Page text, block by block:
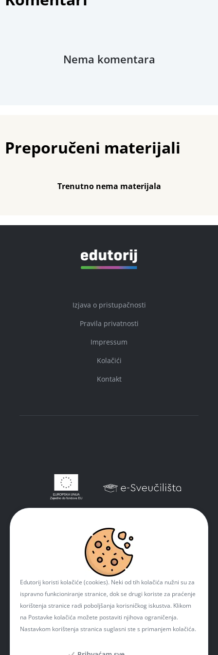
Nema komentara
Preporučeni materijali
Trenutno nema materijala
Izjava o pristupačnosti
Pravila privatnosti
Impressum
Kolačići
Kontakt
Edutorij koristi kolačiće (cookies). Neki od tih kolačića nužni su za
ispravno funkcioniranje stranice, dok se drugi koriste za praćenje
korištenja stranice radi poboljšanja korisničkog iskustva. Klikom
na Postavke kolačića možete postaviti njihova ograničenja.
Nastavkom korištenja stranica suglasni ste s primanjem kolačića.